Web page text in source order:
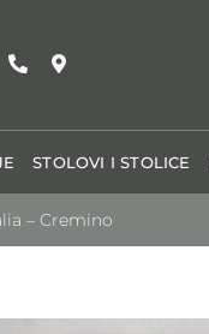
STOLOVI I STOLICE
– Cremino